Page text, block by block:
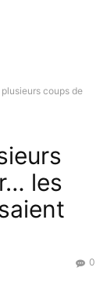
coups de
les
0